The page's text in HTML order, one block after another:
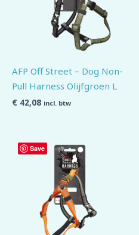
AFP Off Street – Dog Non-
Pull Harness Olijfgroen L
€ 42,08 incl. btw
Save